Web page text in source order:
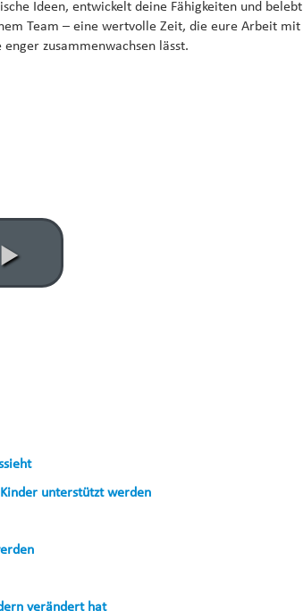
Ideen, entwickelt deine Fähigkeiten und belebt
Team – eine wertvolle Zeit, die eure Arbeit mit
zusammenwachsen lässt.
unterstützt werden
verändert hat